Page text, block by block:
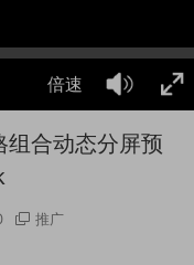
倍速
合动态分屏预
推广